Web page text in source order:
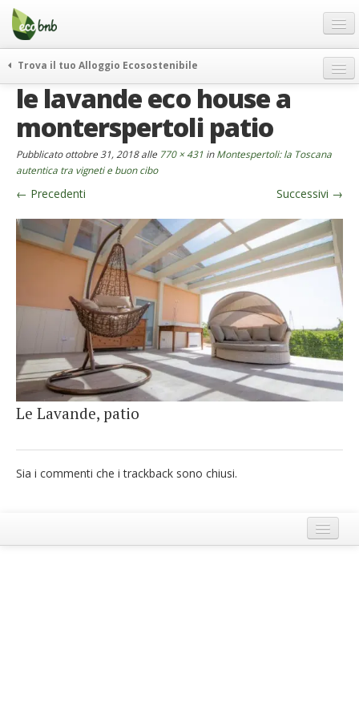
Menu
Salta
contenuto
Offerte Speciali
Regali
FAQ
Chi Siamo
Partner
Contatti
Italiano
Spanish
French
Italiano
Trova il tuo Alloggio Ecosostenibile
weekend green
curiosità
vivere e viaggiare verde
news ed eventi
rassegna stampa
le lavande eco house a
monterspertoli patio
Pubblicatoottobre 31, 2018alle 770 × 431 inMontespertoli: la Toscana
autentica tra vigneti e buon cibo
← Precedenti Successivi →
Le Lavande, patio
Sia i commenti che i trackback sono chiusi.